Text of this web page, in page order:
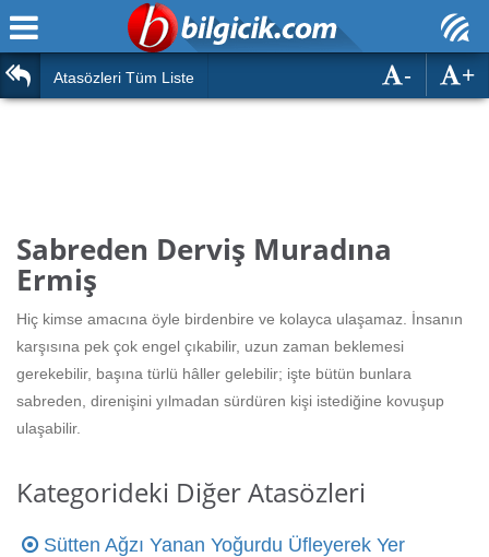
Ana Sayfa
Türk Tarihi & Kültürü
Eğitim
Diğer
Hızlı Okuma Testi
Hesaplamalar
Eğitim Haberleri
Atasözleri Tüm Liste +
-
Sabreden Derviş Muradına
Ermiş
Hiç kimse amacına öyle birdenbire ve kolayca ulaşamaz. İnsanın
karşısına pek çok engel çıkabilir, uzun zaman beklemesi
gerekebilir, başına türlü hâller gelebilir; işte bütün bunlara
sabreden, direnişini yılmadan sürdüren kişi istediğine kovuşup
ulaşabilir.
Kategorideki Diğer Atasözleri
Sütten Ağzı Yanan Yoğurdu Üfleyerek Yer